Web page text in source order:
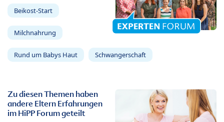
Beikost-Start
Milchnahrung
Rund um Babys Haut Schwangerschaft
Zu diesen Themen haben
andere Eltern Erfahrungen
im HiPP Forum geteilt